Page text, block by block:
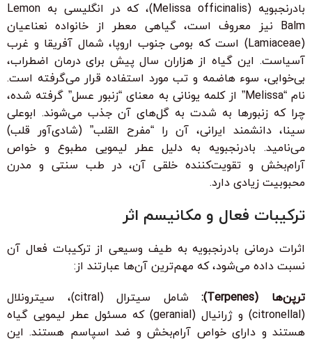
بادرنجبویه (Melissa officinalis)، که در انگلیسی به Lemon
Balm نیز معروف است، گیاهی معطر از خانواده نعناعیان
(Lamiaceae) است که بومی جنوب اروپا، شمال آفریقا و غرب
آسیاست. این گیاه از هزاران سال پیش برای درمان اضطراب،
بی‌خوابی، سوء هاضمه و تب مورد استفاده قرار می‌گرفته است.
نام “Melissa” از کلمه یونانی به معنای “زنبور عسل” گرفته شده،
چرا که زنبورها به شدت به گل‌های آن جذب می‌شوند. ابوعلی
سینا، دانشمند ایرانی، آن را “مفرح القلب” (شادی‌آور قلب)
می‌نامید. بادرنجبویه به دلیل عطر لیمویی مطبوع و خواص
آرام‌بخش و تقویت‌کننده خلقی آن، در طب سنتی و مدرن
محبوبیت زیادی دارد.
ترکیبات فعال و مکانیسم اثر
اثرات درمانی بادرنجبویه به طیف وسیعی از ترکیبات فعال آن
نسبت داده می‌شود، که مهم‌ترین آن‌ها عبارتند از:
ترپن‌ها (Terpenes):
شامل سیترال (citral)، سیترونلال
(citronellal) و ژرانیال (geranial) که مسئول عطر لیمویی گیاه
هستند و دارای خواص آرام‌بخش و ضد اسپاسم هستند. این